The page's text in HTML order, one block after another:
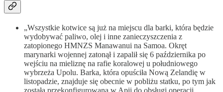
„Wszystkie kotwice są już na miejscu dla barki, która będzie
wydobywać paliwo, olej i inne zanieczyszczenia z
zatopionego HMNZS Manawanui na Samoa. Okręt
marynarki wojennej zatonął i zapalił się 6 października po
wejściu na mieliznę na rafie koralowej u południowego
wybrzeża Upolu. Barka, która opuściła Nową Zelandię w
listopadzie, znajduje się obecnie w pobliżu statku, po tym jak
została przekonfigurowana w Apii do obsługi operacji